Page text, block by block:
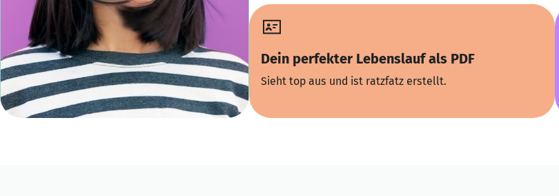
Dein perfekter Lebenslauf als PDF
Sieht top aus und ist ratzfatz erstellt.